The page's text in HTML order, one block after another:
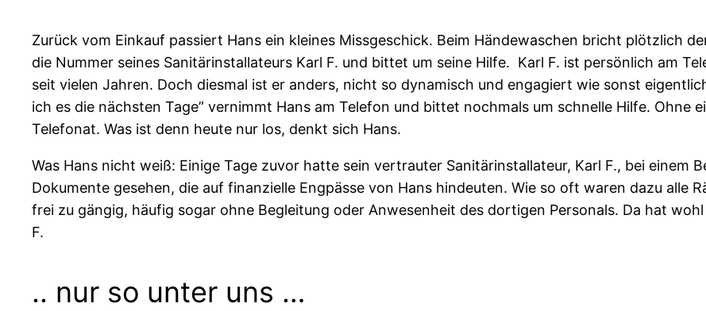
Zurück vom Einkauf passiert Hans ein kleines Missgeschick. Beim Händewaschen bricht plötzlich
die Nummer seines Sanitärinstallateurs Karl F. und bittet um seine Hilfe. Karl F. ist persönlich am
seit vielen Jahren. Doch diesmal ist er anders, nicht so dynamisch und engagiert wie sonst
ich es die nächsten Tage” vernimmt Hans am Telefon und bittet nochmals um schnelle Hilfe. Ohne
Telefonat. Was ist denn heute nur los, denkt sich Hans.
Was Hans nicht weiß: Einige Tage zuvor hatte sein vertrauter Sanitärinstallateur, Karl F., bei einem
Dokumente gesehen, die auf finanzielle Engpässe von Hans hindeuten. Wie so oft waren dazu alle
frei zu gängig, häufig sogar ohne Begleitung oder Anwesenheit des dortigen Personals. Da hat
F.
.. nur so unter uns …